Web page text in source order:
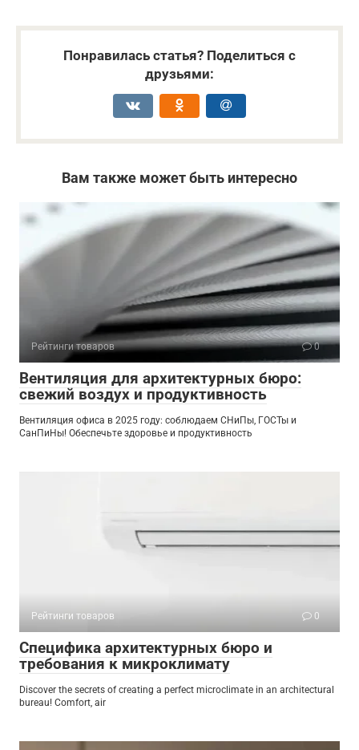
Понравилась статья? Поделиться с
друзьями:
Вам также может быть интересно
Рейтинги товаров 0
Вентиляция для архитектурных бюро:
свежий воздух и продуктивность
Вентиляция офиса в 2025 году: соблюдаем СНиПы, ГОСТы и
СанПиНы! Обеспечьте здоровье и продуктивность
Рейтинги товаров 0
Специфика архитектурных бюро и
требования к микроклимату
Discover the secrets of creating a perfect microclimate in an architectural
bureau! Comfort, air